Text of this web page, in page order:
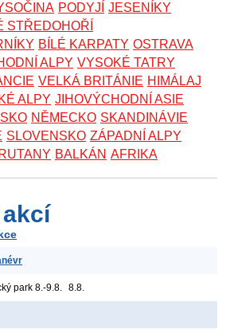
PODYJÍ JESENÍKY
STŘEDOHOŘÍ
BÍLÉ KARPATY OSTRAVA
ALPY VYSOKÉ TATRY
VELKÁ BRITÁNIE HIMÁLAJ
ALPY JIHOVÝCHODNÍ ASIE
NĚMECKO SKANDINÁVIE
SLOVENSKO ZÁPADNÍ ALPY
BALKÁN AFRIKA
park 8.-9.8. 8.8.